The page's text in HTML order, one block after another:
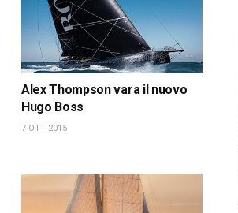
Alex Thompson vara il nuovo
Hugo Boss
7 OTT 2015